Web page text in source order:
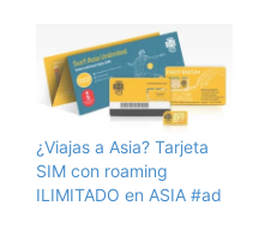
¿Viajas a Asia? Tarjeta
SIM con roaming
ILIMITADO en ASIA #ad